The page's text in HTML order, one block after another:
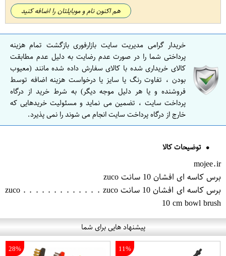
هم اکنون نام و موبایلتان را اضافه کنید
خریدار گرامی مدیریت سایت بازارفوری بازگشت تمام هزینه
پرداختی شما را در صورت عدم رضایت به دلیل عدم مطابقت
کالای خریداری شده با کالای سفارش داده شده مانند (معیوب
بودن ، تفاوت رنگ یا سایز یا درخواست هزینه اضافه توسط
فروشنده و یا هر دلیل موجه دیگر) به شرط خرید از درگاه
پرداخت سایت ، تضمین می نماید و مسئولیت خریدهایی که
خارج از درگاه پرداخت سایت انجام می شوند را نمی پذیرد.
توضیحات کالا
mojee.ir
برس کاسه ای افشان 10 سانت zuco
برس کاسه ای افشان 10 سانت zuco . . . . . . . . . . . . . zuco
10 cm bowl brush
پیشنهاد هایی برای شما
11%
28%